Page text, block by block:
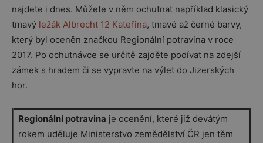
najdete i dnes. Můžete v něm ochutnat například klasický
tmavý ležák Albrecht 12 Kateřina, tmavé až černé barvy,
který byl oceněn značkou Regionální potravina v roce
2017. Po ochutnávce se určitě zajděte podívat na zdejší
zámek s hradem či se vypravte na výlet do Jizerských
hor.
Regionální potravina je ocenění, které již devátým
rokem uděluje Ministerstvo zemědělství ČR jen těm